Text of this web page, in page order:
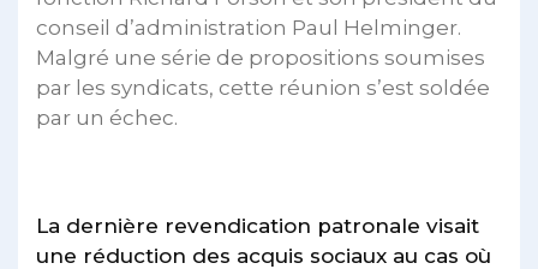
conseil d’administration Paul Helminger.
Malgré une série de propositions soumises
par les syndicats, cette réunion s’est soldée
par un échec.
La dernière revendication patronale visait
une réduction des acquis sociaux au cas où